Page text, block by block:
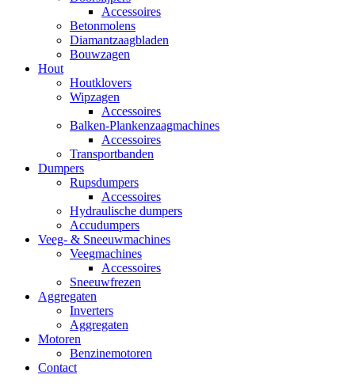
Accessoires
Betonmolens
Diamantzaagbladen
Bouwzagen
Hout
Houtklovers
Wipzagen
Accessoires
Balken-Plankenzaagmachines
Accessoires
Transportbanden
Dumpers
Rupsdumpers
Accessoires
Hydraulische dumpers
Accudumpers
Veeg- & Sneeuwmachines
Veegmachines
Accessoires
Sneeuwfrezen
Aggregaten
Inverters
Aggregaten
Motoren
Benzinemotoren
Contact